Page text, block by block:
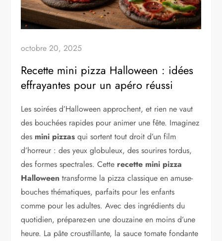
octobre 20, 2025
Recette mini pizza Halloween : idées
effrayantes pour un apéro réussi
Les soirées d’Halloween approchent, et rien ne vaut
des bouchées rapides pour animer une fête. Imaginez
des mini pizzas qui sortent tout droit d’un film
d’horreur : des yeux globuleux, des sourires tordus,
des formes spectrales. Cette recette mini pizza
Halloween transforme la pizza classique en amuse-
bouches thématiques, parfaits pour les enfants
comme pour les adultes. Avec des ingrédients du
quotidien, préparez-en une douzaine en moins d’une
heure. La pâte croustillante, la sauce tomate fondante